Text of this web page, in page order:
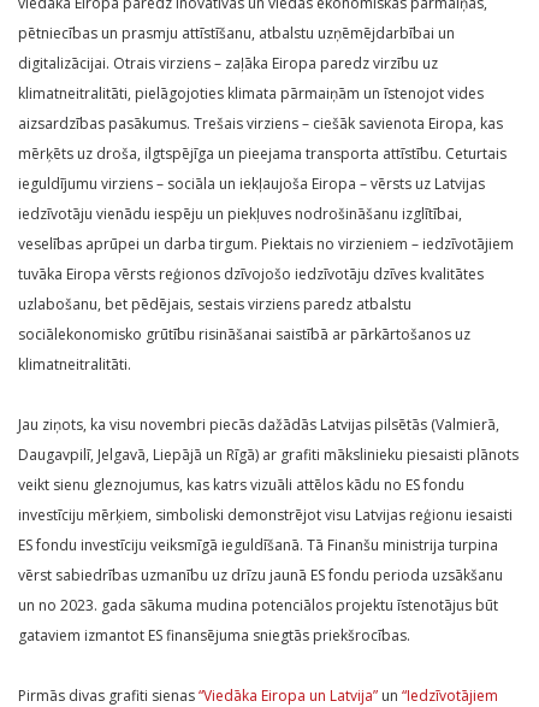
pētniecības un prasmju attīstīšanu, atbalstu uzņēmējdarbībai un
digitalizācijai. Otrais virziens – zaļāka Eiropa paredz virzību uz
klimatneitralitāti, pielāgojoties klimata pārmaiņām un īstenojot vides
aizsardzības pasākumus. Trešais virziens – ciešāk savienota Eiropa, kas
mērķēts uz droša, ilgtspējīga un pieejama transporta attīstību. Ceturtais
ieguldījumu virziens – sociāla un iekļaujoša Eiropa – vērsts uz Latvijas
iedzīvotāju vienādu iespēju un piekļuves nodrošināšanu izglītībai,
veselības aprūpei un darba tirgum. Piektais no virzieniem – iedzīvotājiem
tuvāka Eiropa vērsts reģionos dzīvojošo iedzīvotāju dzīves kvalitātes
uzlabošanu, bet pēdējais, sestais virziens paredz atbalstu
sociālekonomisko grūtību risināšanai saistībā ar pārkārtošanos uz
klimatneitralitāti.
Jau ziņots, ka visu novembri piecās dažādās Latvijas pilsētās (Valmierā,
Daugavpilī, Jelgavā, Liepājā un Rīgā) ar grafiti mākslinieku piesaisti plānots
veikt sienu gleznojumus, kas katrs vizuāli attēlos kādu no ES fondu
investīciju mērķiem, simboliski demonstrējot visu Latvijas reģionu iesaisti
ES fondu investīciju veiksmīgā ieguldīšanā. Tā Finanšu ministrija turpina
vērst sabiedrības uzmanību uz drīzu jaunā ES fondu perioda uzsākšanu
un no 2023. gada sākuma mudina potenciālos projektu īstenotājus būt
gataviem izmantot ES finansējuma sniegtās priekšrocības.
Pirmās divas grafiti sienas“Viedāka Eiropa un Latvija” un “Iedzīvotājiem